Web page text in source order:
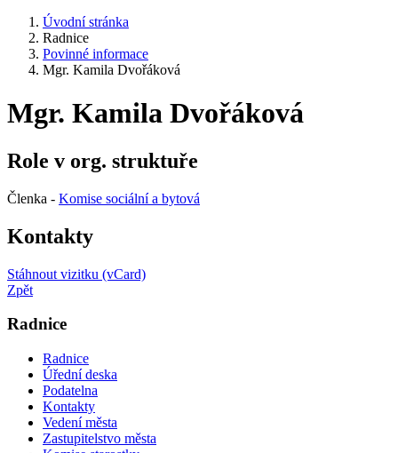
Úvodní stránka
Radnice
Povinné informace
Mgr. Kamila Dvořáková
Mgr. Kamila Dvořáková
Role v org. struktuře
Členka - Komise sociální a bytová
Kontakty
Stáhnout vizitku (vCard)
Zpět
Radnice
Radnice
Úřední deska
Podatelna
Kontakty
Vedení města
Zastupitelstvo města